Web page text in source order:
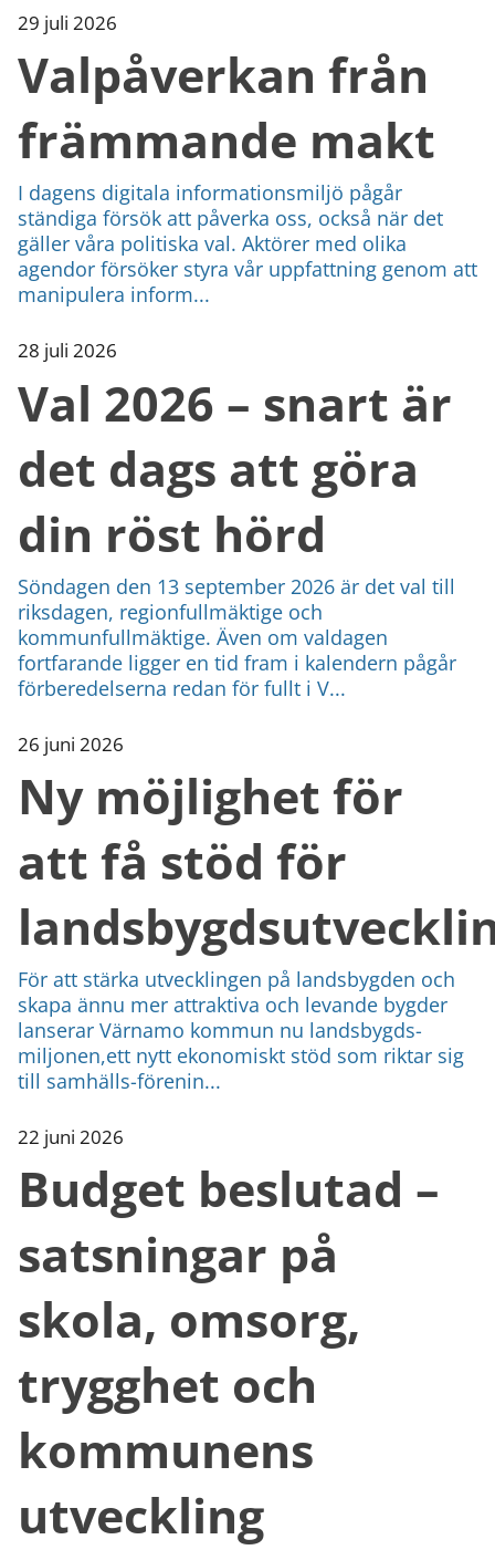
29 juli 2026
Valpåverkan från
främmande makt
I dagens digitala informationsmiljö pågår
ständiga försök att påverka oss, också när det
gäller våra politiska val. Aktörer med olika
agendor försöker styra vår uppfattning genom att
manipulera inform...
28 juli 2026
Val 2026 – snart är
det dags att göra
din röst hörd
Söndagen den 13 september 2026 är det val till
riksdagen, regionfullmäktige och
kommunfullmäktige. Även om valdagen
fortfarande ligger en tid fram i kalendern pågår
förberedelserna redan för fullt i V...
26 juni 2026
Ny möjlighet för
att få stöd för
För att stärka utvecklingen på landsbygden och
skapa ännu mer attraktiva och levande bygder
lanserar Värnamo kommun nu landsbygds-
miljonen,ett nytt ekonomiskt stöd som riktar sig
till samhälls-förenin...
22 juni 2026
Budget beslutad –
satsningar på
skola, omsorg,
trygghet och
kommunens
utveckling